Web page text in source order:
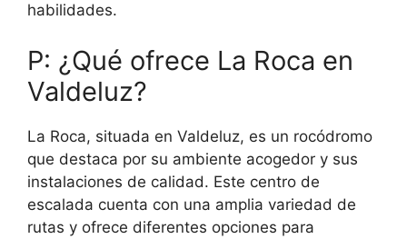
habilidades.
P: ¿Qué ofrece La Roca en
Valdeluz?
La Roca, situada en Valdeluz, es un rocódromo
que destaca por su ambiente acogedor y sus
instalaciones de calidad. Este centro de
escalada cuenta con una amplia variedad de
rutas y ofrece diferentes opciones para